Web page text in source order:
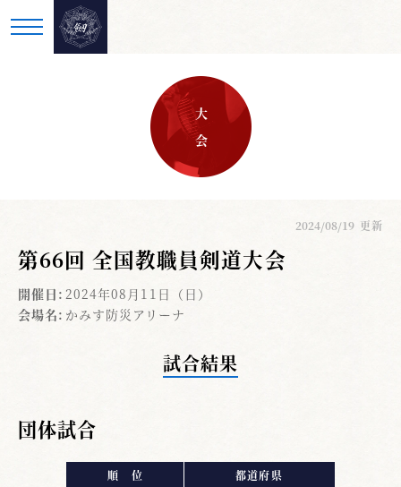
大 会
2024/08/19 更新
第66回 全国教職員剣道大会
開催日: 2024年08月11日（日）
会場名: かみす防災アリーナ
試合結果
団体試合
順 位 都道府県